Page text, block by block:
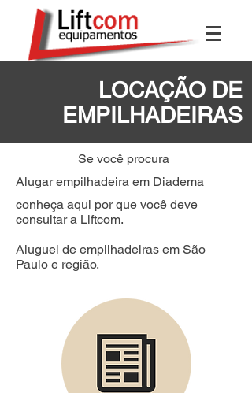
LOCAÇÃO DE
EMPILHADEIRAS
Se você procura
Alugar empilhadeira em Diadema
conheça aqui por que você deve
consultar a Liftcom.
Aluguel de empilhadeiras em São
Paulo e região.